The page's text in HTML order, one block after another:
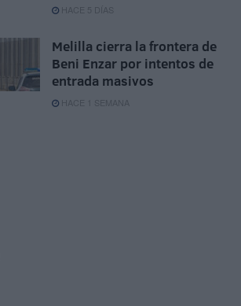
HACE 5 DÍAS
Melilla cierra la frontera de
Beni Enzar por intentos de
entrada masivos
HACE 1 SEMANA